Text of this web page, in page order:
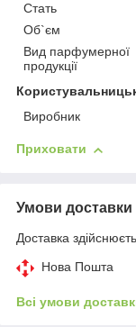
Стать
Об`єм
Вид парфумерної
продукції
Виробник
Приховати
Умови доставки
Доставка
Нова Пошта
Всі умови